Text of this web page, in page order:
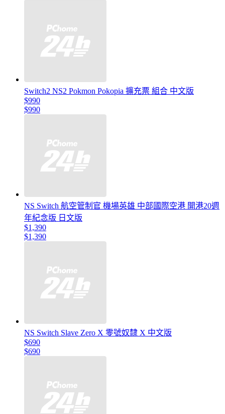
Switch2 NS2 Pokmon Pokopia 擴充票 組合 中文版
$990
$990
NS Switch 航空管制官 機場英雄 中部國際空港 開港20週
年紀念版 日文版
$1,390
$1,390
NS Switch Slave Zero X 零號奴隸 X 中文版
$690
$690